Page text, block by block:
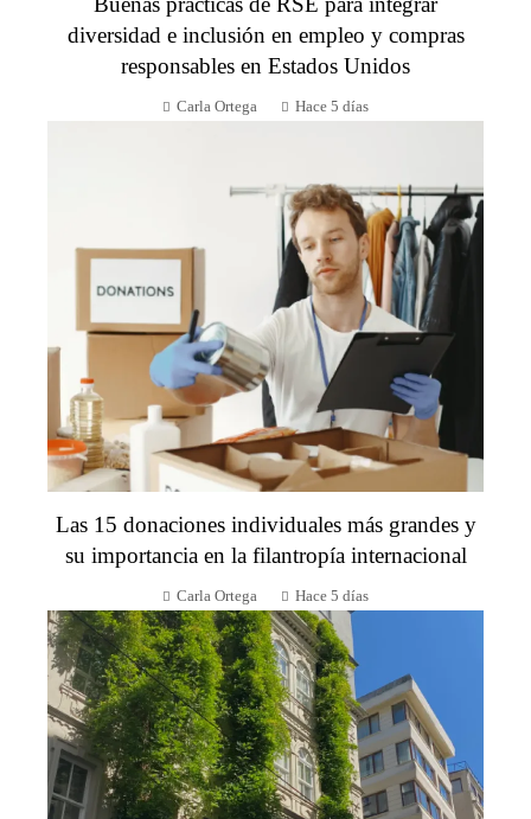
diversidad e inclusión en empleo y compras
responsables en Estados Unidos
Carla Ortega Hace 5 días
Las 15 donaciones individuales más grandes y
su importancia en la filantropía internacional
Carla Ortega Hace 5 días